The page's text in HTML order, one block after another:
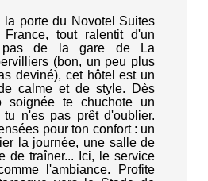
la porte du Novotel Suites
tout ralentit d'un
de la gare de La
(bon, un peu plus
deviné), cet hôtel est un
calme et de style. Dès
soignée te chuchote un
n'es pas prêt d'oublier.
pour ton confort : un
la journée, une salle de
de traîner... Ici, le service
l'ambiance. Profite